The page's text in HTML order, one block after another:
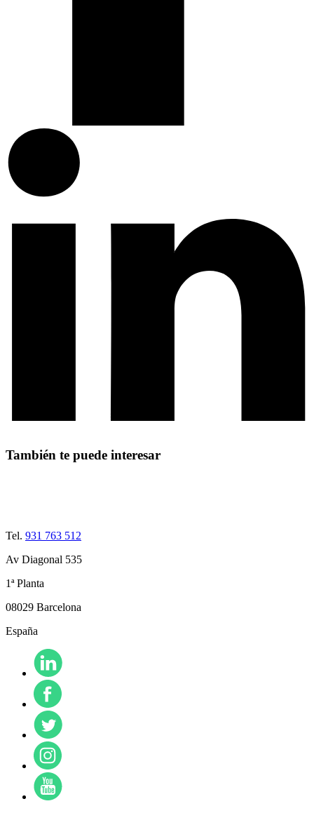
También te puede interesar
Tel. 931 763 512
Av Diagonal 535
1ª Planta
08029 Barcelona
España